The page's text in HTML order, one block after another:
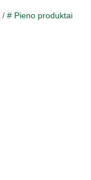
/ # Pieno produktai